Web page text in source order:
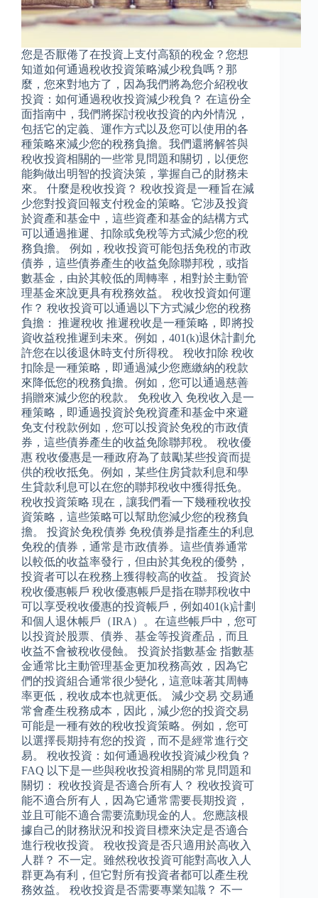
您是否厭倦了在投資上支付高額的稅金？您想
知道如何通過稅收投資策略減少稅負嗎？那
麼，您來對地方了，因為我們將為您介紹稅收
投資：如何通過稅收投資減少稅負？ 在這份全
面指南中，我們將探討稅收投資的內外情況，
包括它的定義、運作方式以及您可以使用的各
種策略來減少您的稅務負擔。我們還將解答與
稅收投資相關的一些常見問題和關切，以便您
能夠做出明智的投資決策，掌握自己的財務未
來。 什麼是稅收投資？ 稅收投資是一種旨在減
少您對投資回報支付稅金的策略。它涉及投資
於資產和基金中，這些資產和基金的結構方式
可以通過推遲、扣除或免稅等方式減少您的稅
務負擔。 例如，稅收投資可能包括免稅的市政
債券，這些債券產生的收益免除聯邦稅，或指
數基金，由於其較低的周轉率，相對於主動管
理基金來說更具有稅務效益。 稅收投資如何運
作？ 稅收投資可以通過以下方式減少您的稅務
負擔： 推遲稅收 推遲稅收是一種策略，即將投
資收益稅推遲到未來。例如，401(k)退休計劃允
許您在以後退休時支付所得稅。 稅收扣除 稅收
扣除是一種策略，即通過減少您應繳納的稅款
來降低您的稅務負擔。例如，您可以通過慈善
捐贈來減少您的稅款。 免稅收入 免稅收入是一
種策略，即通過投資於免稅資產和基金中來避
免支付稅款例如，您可以投資於免稅的市政債
券，這些債券產生的收益免除聯邦稅。 稅收優
惠 稅收優惠是一種政府為了鼓勵某些投資而提
供的稅收抵免。例如，某些住房貸款利息和學
生貸款利息可以在您的聯邦稅收中獲得抵免。
稅收投資策略 現在，讓我們看一下幾種稅收投
資策略，這些策略可以幫助您減少您的稅務負
擔。 投資於免稅債券 免稅債券是指產生的利息
免稅的債券，通常是市政債券。這些債券通常
以較低的收益率發行，但由於其免稅的優勢，
投資者可以在稅務上獲得較高的收益。 投資於
稅收優惠帳戶 稅收優惠帳戶是指在聯邦稅收中
可以享受稅收優惠的投資帳戶，例如401(k)計劃
和個人退休帳戶（IRA）。在這些帳戶中，您可
以投資於股票、債券、基金等投資產品，而且
收益不會被稅收侵蝕。 投資於指數基金 指數基
金通常比主動管理基金更加稅務高效，因為它
們的投資組合通常很少變化，這意味著其周轉
率更低，稅收成本也就更低。 減少交易 交易通
常會產生稅務成本，因此，減少您的投資交易
可能是一種有效的稅收投資策略。例如，您可
以選擇長期持有您的投資，而不是經常進行交
易。 稅收投資：如何通過稅收投資減少稅負？
FAQ 以下是一些與稅收投資相關的常見問題和
關切： 稅收投資是否適合所有人？ 稅收投資可
能不適合所有人，因為它通常需要長期投資，
並且可能不適合需要流動現金的人。您應該根
據自己的財務狀況和投資目標來決定是否適合
進行稅收投資。 稅收投資是否只適用於高收入
人群？ 不一定。雖然稅收投資可能對高收入人
群更為有利，但它對所有投資者都可以產生稅
務效益。 稅收投資是否需要專業知識？ 不一